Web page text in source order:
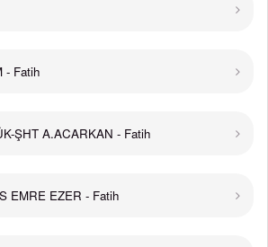
- Fatih
ŞHT A.ACARKAN - Fatih
EMRE EZER - Fatih